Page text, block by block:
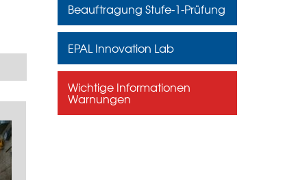
Beauftragung Stufe-1-Prüfung
EPAL Innovation Lab
Wichtige Informationen
Warnungen